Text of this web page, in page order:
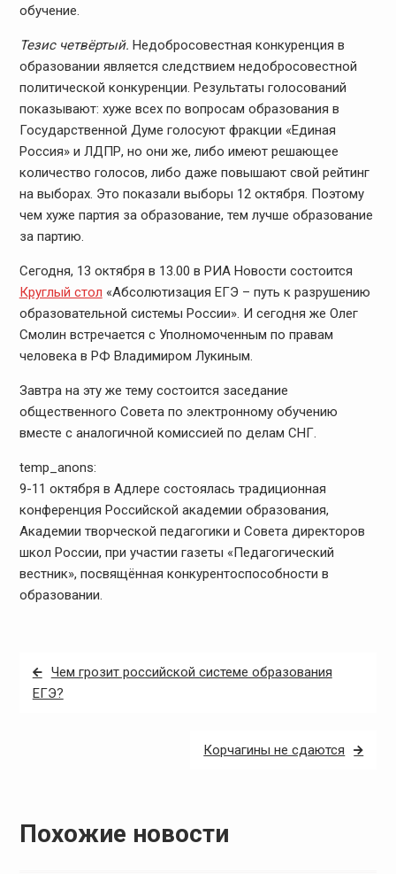
обучение.
Тезис четвёртый. Недобросовестная конкуренция в
образовании является следствием недобросовестной
политической конкуренции. Результаты голосований
показывают: хуже всех по вопросам образования в
Государственной Думе голосуют фракции «Единая
Россия» и ЛДПР, но они же, либо имеют решающее
количество голосов, либо даже повышают свой рейтинг
на выборах. Это показали выборы 12 октября. Поэтому
чем хуже партия за образование, тем лучше образование
за партию.
Сегодня, 13 октября в 13.00 в РИА Новости состоится
Круглый стол «Абсолютизация ЕГЭ – путь к разрушению
образовательной системы России». И сегодня же Олег
Смолин встречается с Уполномоченным по правам
человека в РФ Владимиром Лукиным.
Завтра на эту же тему состоится заседание
общественного Совета по электронному обучению
вместе с аналогичной комиссией по делам СНГ.
temp_anons:
9-11 октября в Адлере состоялась традиционная
конференция Российской академии образования,
Академии творческой педагогики и Совета директоров
школ России, при участии газеты «Педагогический
вестник», посвящённая конкурентоспособности в
образовании.
Навигация
по
Чем грозит российской системе образования
ЕГЭ?
Корчагины не сдаются
Похожие новости